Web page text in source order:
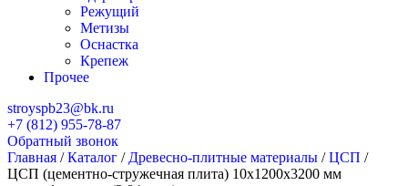
Режущий
Метизы
Оснастка
Крепеж
Прочее
stroyspb23@bk.ru
+7 (812) 955-78-87
Обратный звонок
Главная /Каталог / Древесно-плитные материалы /ЦСП /
ЦСП (цементно-стружечная плита) 10х1200х3200 мм